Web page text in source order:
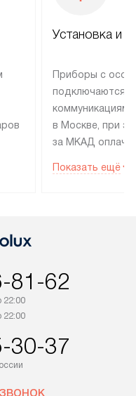
Установка и
Приборы с
подключаются к
коммуникациям
в Москве, при
за МКАД
партнера
по монтажу
прайсу. Сервис
материалы.
Показать ещё
81-62
22:00
22:00
30-37